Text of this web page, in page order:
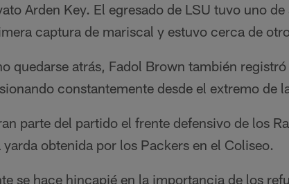
Arden Key. El egresado de LSU tuvo uno
captura de mariscal y estuvo cerca de
quedarse atrás, Fadol Brown también
constantemente desde el extremo de
parte del partido el frente defensivo de los
obtenida por los Packers en el Coliseo.
se hace hincapié en la importancia de los